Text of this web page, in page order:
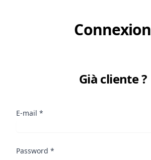
Connexion
Già cliente ?
E-mail *
Password *